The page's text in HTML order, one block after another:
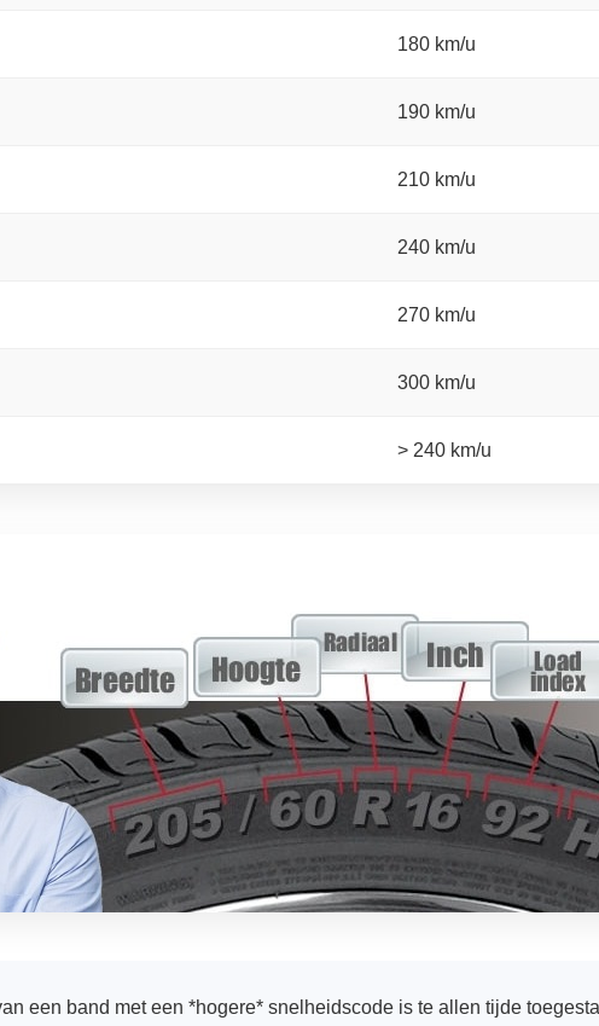
180 km/u
190 km/u
210 km/u
240 km/u
270 km/u
300 km/u
> 240 km/u
een band met een *hogere* snelheidscode is te allen tijde